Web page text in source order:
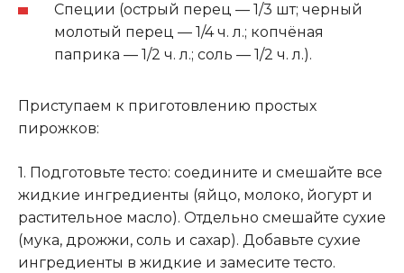
Специи (острый перец — 1/3 шт; черный
молотый перец — 1/4 ч. л.; копчёная
паприка — 1/2 ч. л.; соль — 1/2 ч. л.).
Приступаем к приготовлению простых
пирожков:
1. Подготовьте тесто: соедините и смешайте все
жидкие ингредиенты (яйцо, молоко, йогурт и
растительное масло). Отдельно смешайте сухие
(мука, дрожжи, соль и сахар). Добавьте сухие
ингредиенты в жидкие и замесите тесто.